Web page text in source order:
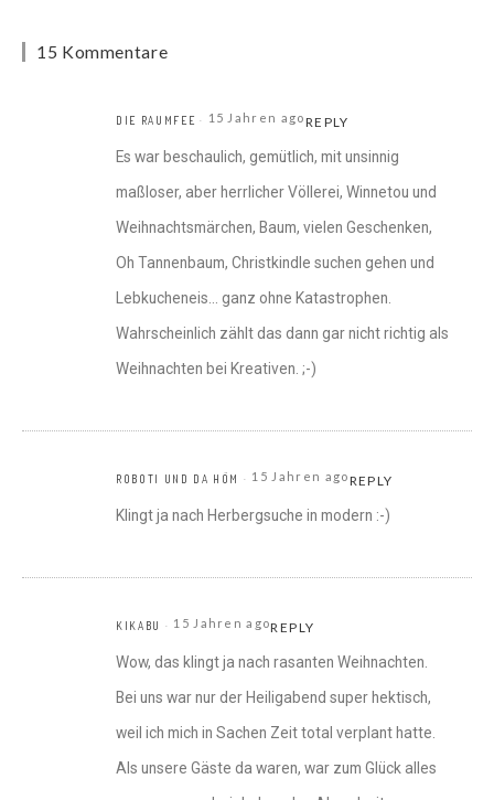
15 Kommentare
DIE RAUMFEE 15 Jahren agoREPLY
Es war beschaulich, gemütlich, mit unsinnig
maßloser, aber herrlicher Völlerei, Winnetou und
Weihnachtsmärchen, Baum, vielen Geschenken,
Oh Tannenbaum, Christkindle suchen gehen und
Lebkucheneis… ganz ohne Katastrophen.
Wahrscheinlich zählt das dann gar nicht richtig als
Weihnachten bei Kreativen. ;-)
ROBOTI UND DA HÖM 15 Jahren agoREPLY
Klingt ja nach Herbergsuche in modern :-)
KIKABU 15 Jahren agoREPLY
Wow, das klingt ja nach rasanten Weihnachten.
Bei uns war nur der Heiligabend super hektisch,
weil ich mich in Sachen Zeit total verplant hatte.
Als unsere Gäste da waren, war zum Glück alles